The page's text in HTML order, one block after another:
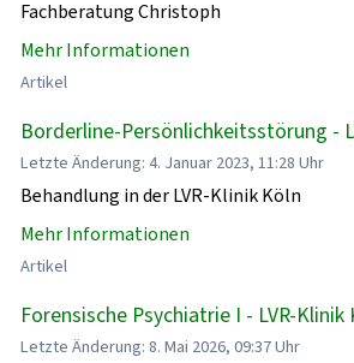
Fachberatung Christoph
Mehr Informationen
Artikel
Borderline-Persönlichkeitsstörung -
Letzte Änderung: 4. Januar 2023, 11:28 Uhr
Behandlung in der LVR-Klinik Köln
Mehr Informationen
Artikel
Forensische Psychiatrie I - LVR-Klinik
Letzte Änderung: 8. Mai 2026, 09:37 Uhr